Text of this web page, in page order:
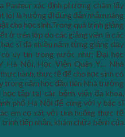
Pasteur xác định phương châm lấy
lõi là hướng đi đúng đắn nhằm nâng
cho học sinh.Trong quá trình giảng
ở trên lớp do các giảng viên là các
sĩ đã nhiều năm từng giảng dạy
uy tín trong nước như: Đại học
Hà Nội, Học Viện Quân Y… Nhà
hành, thực tế để cho học sinh có
trong năm học đầu tiên Nhà trường
tập tại các bệnh viện đa khoa,
phố Hà Nội để cùng với y bác sĩ
em cọ xát với tình huống thực tế
tiếp nhận, khám chữa bệnh của